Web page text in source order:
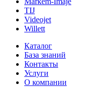
TIJ
Videojet
Willett
Каталог
База знаний
Контакты
Услуги
О компании